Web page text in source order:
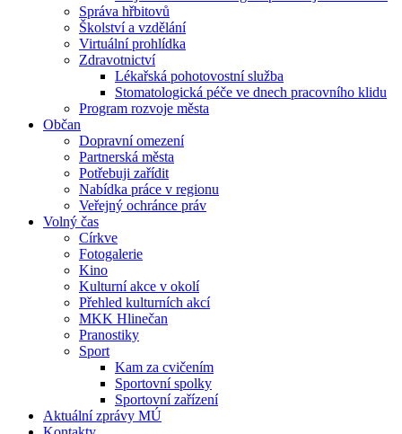
Správa hřbitovů
Školství a vzdělání
Virtuální prohlídka
Zdravotnictví
Lékařská pohotovostní služba
Stomatologická péče ve dnech pracovního klidu
Program rozvoje města
Občan
Dopravní omezení
Partnerská města
Potřebuji zařídit
Nabídka práce v regionu
Veřejný ochránce práv
Volný čas
Církve
Fotogalerie
Kino
Kulturní akce v okolí
Přehled kulturních akcí
MKK Hlinečan
Pranostiky
Sport
Kam za cvičením
Sportovní spolky
Sportovní zařízení
Aktuální zprávy MÚ